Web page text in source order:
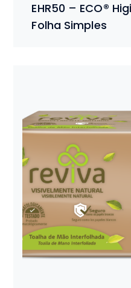
EHR50 – ECO®
Folha Simples